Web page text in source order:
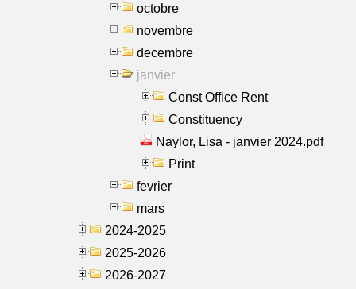
octobre
novembre
decembre
janvier
Const Office Rent
Constituency
Naylor, Lisa - janvier 2024.pdf
Print
fevrier
mars
2024-2025
2025-2026
2026-2027